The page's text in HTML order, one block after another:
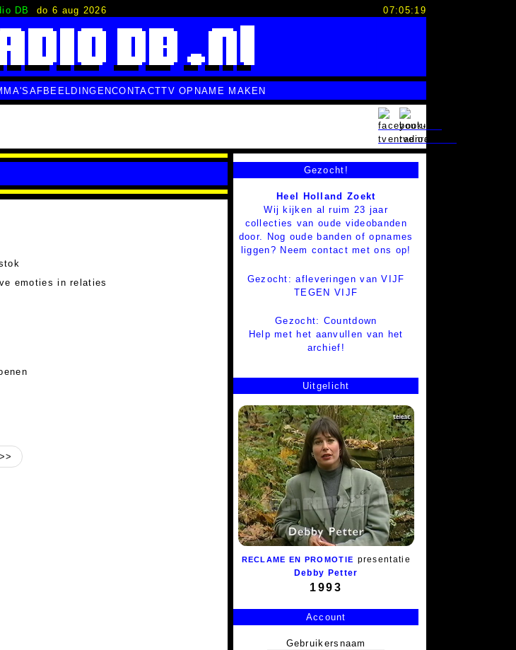
DB do 6 aug 2026 07:05:20
AFBEELDINGENCONTACTTV OPNAME MAKEN
emoties in relaties
>>
Gezocht!
Heel Holland Zoekt
Wij kijken al ruim 23 jaar
collecties van oude videobanden
door. Nog oude banden of opnames
liggen? Neem contact met ons op!
Gezocht: afleveringen van VIJF
TEGEN VIJF
Gezocht: Countdown
Help met het aanvullen van het
archief!
Uitgelicht
RECLAME EN PROMOTIE presentatie
Debby Petter
1993
Account
Gebruikersnaam